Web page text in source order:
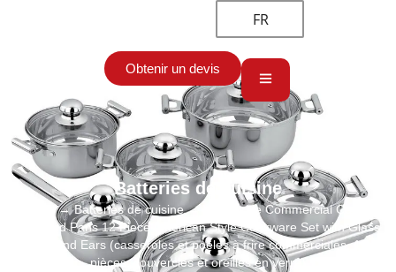
FR
Obtenir un devis
Batteries de cuisine
Accueil→Batteries de cuisine→ Wholesale Commercial Cooking
Pots and Pans 12 Piece American Style Cookware Set with Glass
Lids and Ears (casseroles et poêles à frire commerciales, 12
pièces, couvercles et oreilles en verre)